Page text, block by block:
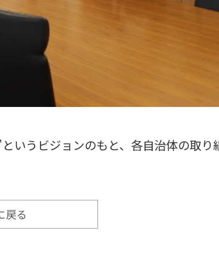
いうビジョンのもと、各自治体の取り
戻る